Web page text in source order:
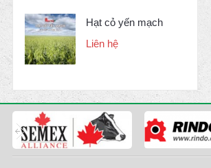
Hạt cỏ yến mạch
Liên hệ